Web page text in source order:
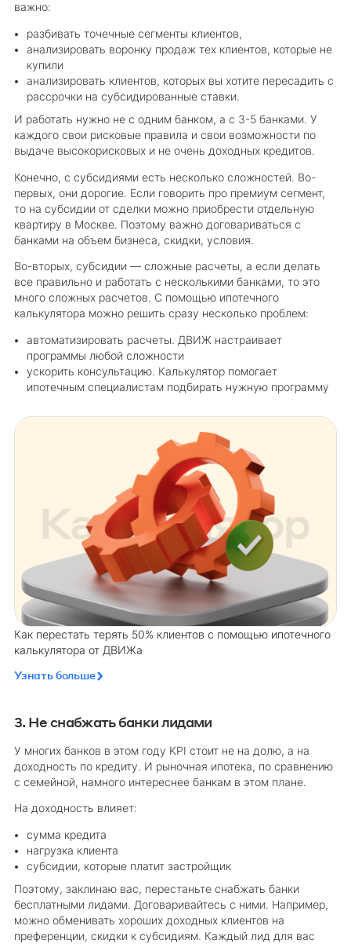
важно:
разбивать точечные сегменты клиентов,
анализировать воронку продаж тех клиентов, которые не
купили
анализировать клиентов, которых вы хотите пересадить с
рассрочки на субсидированные ставки.
И работать нужно не с одним банком, а с 3-5 банками. У
каждого свои рисковые правила и свои возможности по
выдаче высокорисковых и не очень доходных кредитов.
Конечно, с субсидиями есть несколько сложностей. Во-
первых, они дорогие. Если говорить про премиум сегмент,
то на субсидии от сделки можно приобрести отдельную
квартиру в Москве. Поэтому важно договариваться с
банками на объем бизнеса, скидки, условия.
Во-вторых, субсидии — сложные расчеты, а если делать
все правильно и работать с несколькими банками, то это
много сложных расчетов. С помощью ипотечного
калькулятора можно решить сразу несколько проблем:
автоматизировать расчеты. ДВИЖ настраивает
программы любой сложности
ускорить консультацию. Калькулятор помогает
ипотечным специалистам подбирать нужную программу
Как перестать терять 50% клиентов с помощью ипотечного
калькулятора от ДВИЖа
Узнать больше
3. Не снабжать банки лидами
У многих банков в этом году KPI стоит не на долю, а на
доходность по кредиту. И рыночная ипотека, по сравнению
с семейной, намного интереснее банкам в этом плане.
На доходность влияет:
сумма кредита
нагрузка клиента
субсидии, которые платит застройщик
Поэтому, заклинаю вас, перестаньте снабжать банки
бесплатными лидами. Договаривайтесь с ними. Например,
можно обменивать хороших доходных клиентов на
преференции, скидки к субсидиям. Каждый лид для вас